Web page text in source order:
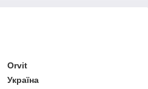
Orvit
Україна